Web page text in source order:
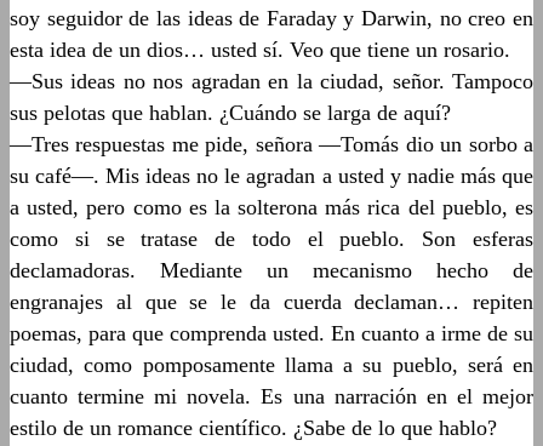
soy seguidor de las ideas de Faraday y Darwin, no creo en
esta idea de un dios… usted sí. Veo que tiene un rosario.
—Sus ideas no nos agradan en la ciudad, señor. Tampoco
sus pelotas que hablan. ¿Cuándo se larga de aquí?
—Tres respuestas me pide, señora —Tomás dio un sorbo a
su café—. Mis ideas no le agradan a usted y nadie más que
a usted, pero como es la solterona más rica del pueblo, es
como si se tratase de todo el pueblo. Son esferas
declamadoras. Mediante un mecanismo hecho de
engranajes al que se le da cuerda declaman… repiten
poemas, para que comprenda usted. En cuanto a irme de su
ciudad, como pomposamente llama a su pueblo, será en
cuanto termine mi novela. Es una narración en el mejor
estilo de un romance científico. ¿Sabe de lo que hablo?